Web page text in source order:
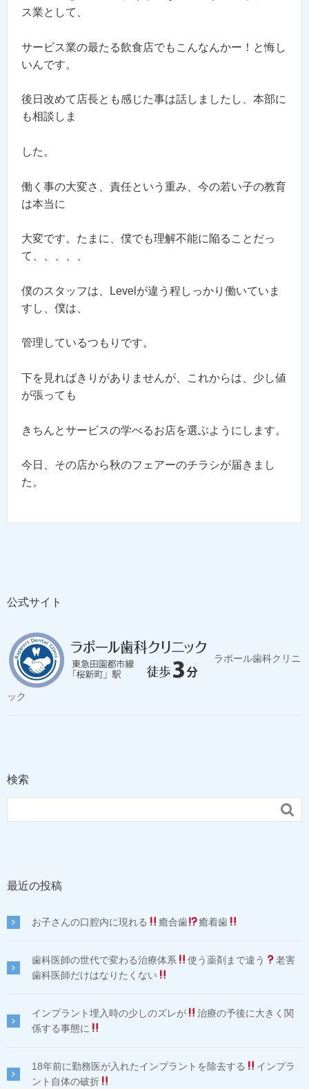
ス業として、
サービス業の最たる飲食店でもこんなんかー！と悔し
いんです。
後日改めて店長とも感じた事は話しましたし、本部に
も相談しま
した。
働く事の大変さ、責任という重み、今の若い子の教育
は本当に
大変です。たまに、僕でも理解不能に陥ることだっ
て、、、、、
僕のスタッフは、Levelが違う程しっかり働いていま
すし、僕は、
管理しているつもりです。
下を見ればきりがありませんが、これからは、少し値
が張っても
きちんとサービスの学べるお店を選ぶようにします。
今日、その店から秋のフェアーのチラシが届きまし
た。
公式サイト
ラポール歯科クリニ
ック
検索

最近の投稿
お子さんの口腔内に現れる 癒合歯 癒着歯
歯科医師の世代で変わる治療体系 使う薬剤まで違う
老害
歯科医師だけはなりたくない
インプラント埋入時の少しのズレが
治療の予後に大きく関
係する事態に
18年前に勤務医が入れたインプラントを除去する
インプラ
ント自体の破折